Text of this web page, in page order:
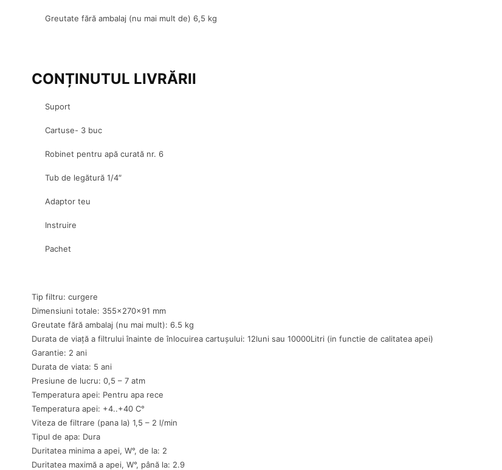
Greutate fără ambalaj (nu mai mult de) 6,5 kg
CONȚINUTUL LIVRĂRII
Suport
Cartuse- 3 buc
Robinet pentru apă curată nr. 6
Tub de legătură 1/4″
Adaptor teu
Instruire
Pachet
Tip filtru: curgere
Dimensiuni totale: 355x270x91 mm
Greutate fără ambalaj (nu mai mult): 6.5 kg
Durata de viață a filtrului înainte de înlocuirea cartușului: 12luni sau 10000Litri (in functie de calitatea apei)
Garantie: 2 ani
Durata de viata: 5 ani
Presiune de lucru: 0,5 – 7 atm
Temperatura apei: Pentru apa rece
Temperatura apei: +4..+40 C°
Viteza de filtrare (pana la) 1,5 – 2 l/min
Tipul de apa: Dura
Duritatea minima a apei, W°, de la: 2
Duritatea maximă a apei, W°, până la: 2.9